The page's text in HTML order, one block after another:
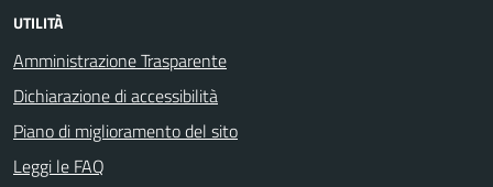
UTILITÀ
Amministrazione Trasparente
Dichiarazione di accessibilità
Piano di miglioramento del sito
Leggi le FAQ